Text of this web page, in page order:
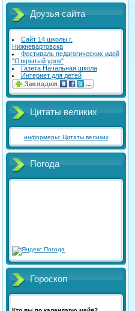
Друзья сайта
Сайт 14 школы г.
Нижневартовска
Фестиваль педагогических идей
"Открытый урок"
Газета Начальная школа
Интернет для детей
Цитаты великих
информеры: Цитаты великих
Погода
Гороскоп